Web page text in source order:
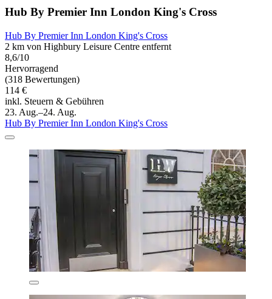
Hub By Premier Inn London King's Cross
Hub By Premier Inn London King's Cross
2 km von Highbury Leisure Centre entfernt
8,6/10
Hervorragend
(318 Bewertungen)
114 €
inkl. Steuern & Gebühren
23. Aug.–24. Aug.
Hub By Premier Inn London King's Cross